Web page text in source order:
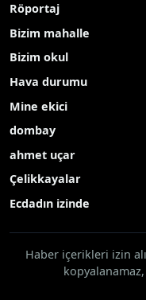
Röportaj
Bizim mahalle
Bizim okul
Hava durumu
Mine ekici
dombay
ahmet uçar
Çelikkayalar
Ecdadın izinde
Haber içerikleri izin